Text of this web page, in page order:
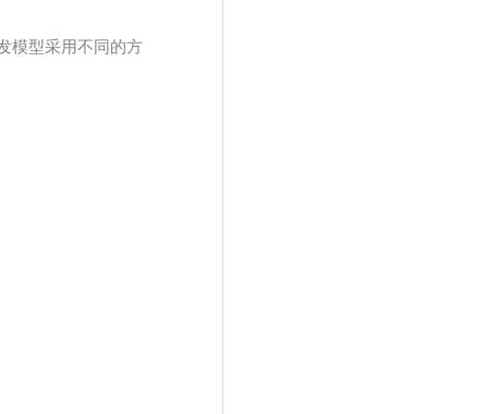
模型采用不同的方